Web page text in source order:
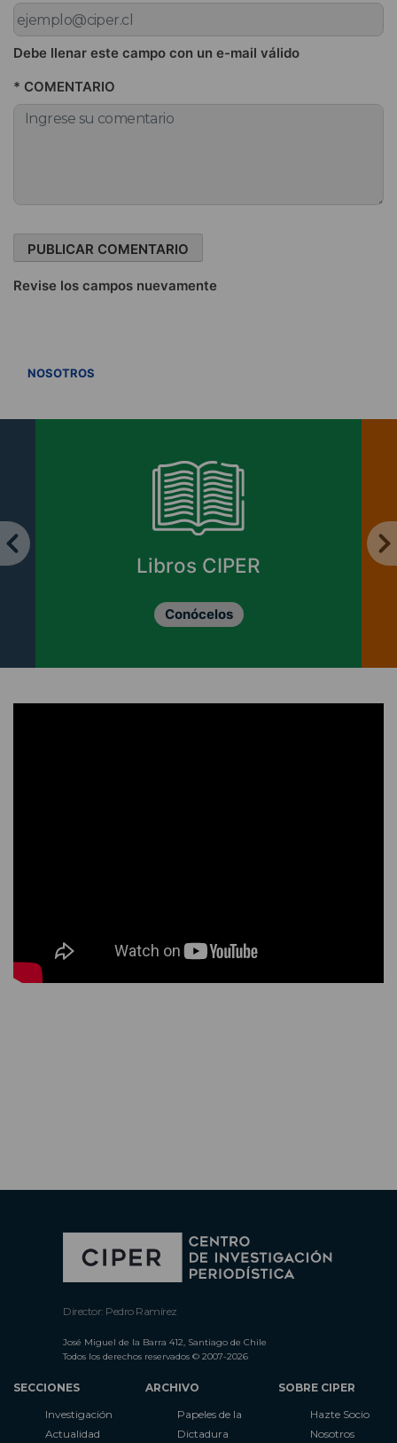
Debe llenar este campo con un e-mail válido
* COMENTARIO
Revise los campos nuevamente
NOSOTROS
Libros CIPER
Conócelos
Director: Pedro Ramírez
José Miguel de la Barra 412, Santiago de Chile
Todos los derechos reservados © 2007-2026
SECCIONES
Investigación
Actualidad
ARCHIVO
Papeles de la
Dictadura
SOBRE CIPER
Hazte Socio
Nosotros